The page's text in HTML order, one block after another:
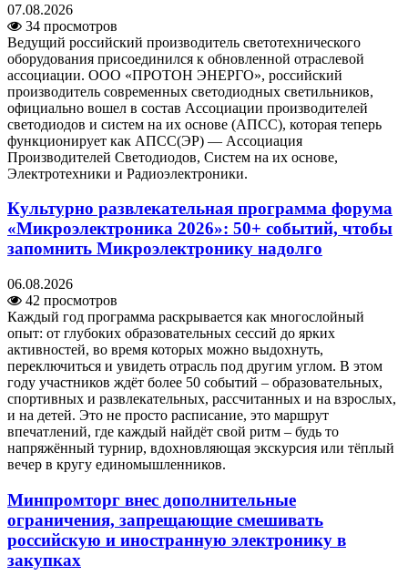
07.08.2026
34 просмотров
Ведущий российский производитель светотехнического
оборудования присоединился к обновленной отраслевой
ассоциации. ООО «ПРОТОН ЭНЕРГО», российский
производитель современных светодиодных светильников,
официально вошел в состав Ассоциации производителей
светодиодов и систем на их основе (АПСС), которая теперь
функционирует как АПСС(ЭР) — Ассоциация
Производителей Светодиодов, Систем на их основе,
Электротехники и Радиоэлектроники.
Культурно развлекательная программа форума
«Микроэлектроника 2026»: 50+ событий, чтобы
запомнить Микроэлектронику надолго
06.08.2026
42 просмотров
Каждый год программа раскрывается как многослойный
опыт: от глубоких образовательных сессий до ярких
активностей, во время которых можно выдохнуть,
переключиться и увидеть отрасль под другим углом. В этом
году участников ждёт более 50 событий – образовательных,
спортивных и развлекательных, рассчитанных и на взрослых,
и на детей. Это не просто расписание, это маршрут
впечатлений, где каждый найдёт свой ритм – будь то
напряжённый турнир, вдохновляющая экскурсия или тёплый
вечер в кругу единомышленников.
Минпромторг внес дополнительные
ограничения, запрещающие смешивать
российскую и иностранную электронику в
закупках